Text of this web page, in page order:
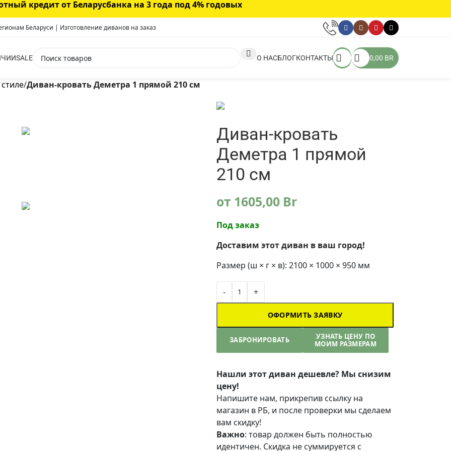
кредит от Беларусбанка на 3 года под 4% годовых
Беларуси | Изготовление диванов на заказ
SALE О НАСБЛОГКОНТАКТЫ 0,00 BR
/Диван-кровать Деметра 1 прямой 210 см
Диван-кровать
Деметра 1 прямой
210 см
от 1605,00 Br
Под заказ
Доставим этот диван в ваш город!
Размер (ш × г × в): 2100 × 1000 × 950 мм
- +
ЗАБРОНИРОВАТЬ
ОФОРМИТЬ ЗАЯВКУ
УЗНАТЬ ЦЕНУ ПО
МОИМ РАЗМЕРАМ
Нашли этот диван дешевле? Мы снизим
цену!
Напишите нам, прикрепив ссылку на
магазин в РБ, и после проверки мы сделаем
вам скидку!
Важно: товар должен быть полностью
идентичен. Скидка не суммируется с